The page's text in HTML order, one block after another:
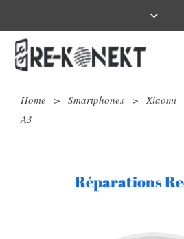
Home > Smartphones > Xiaomi
A3
Réparations